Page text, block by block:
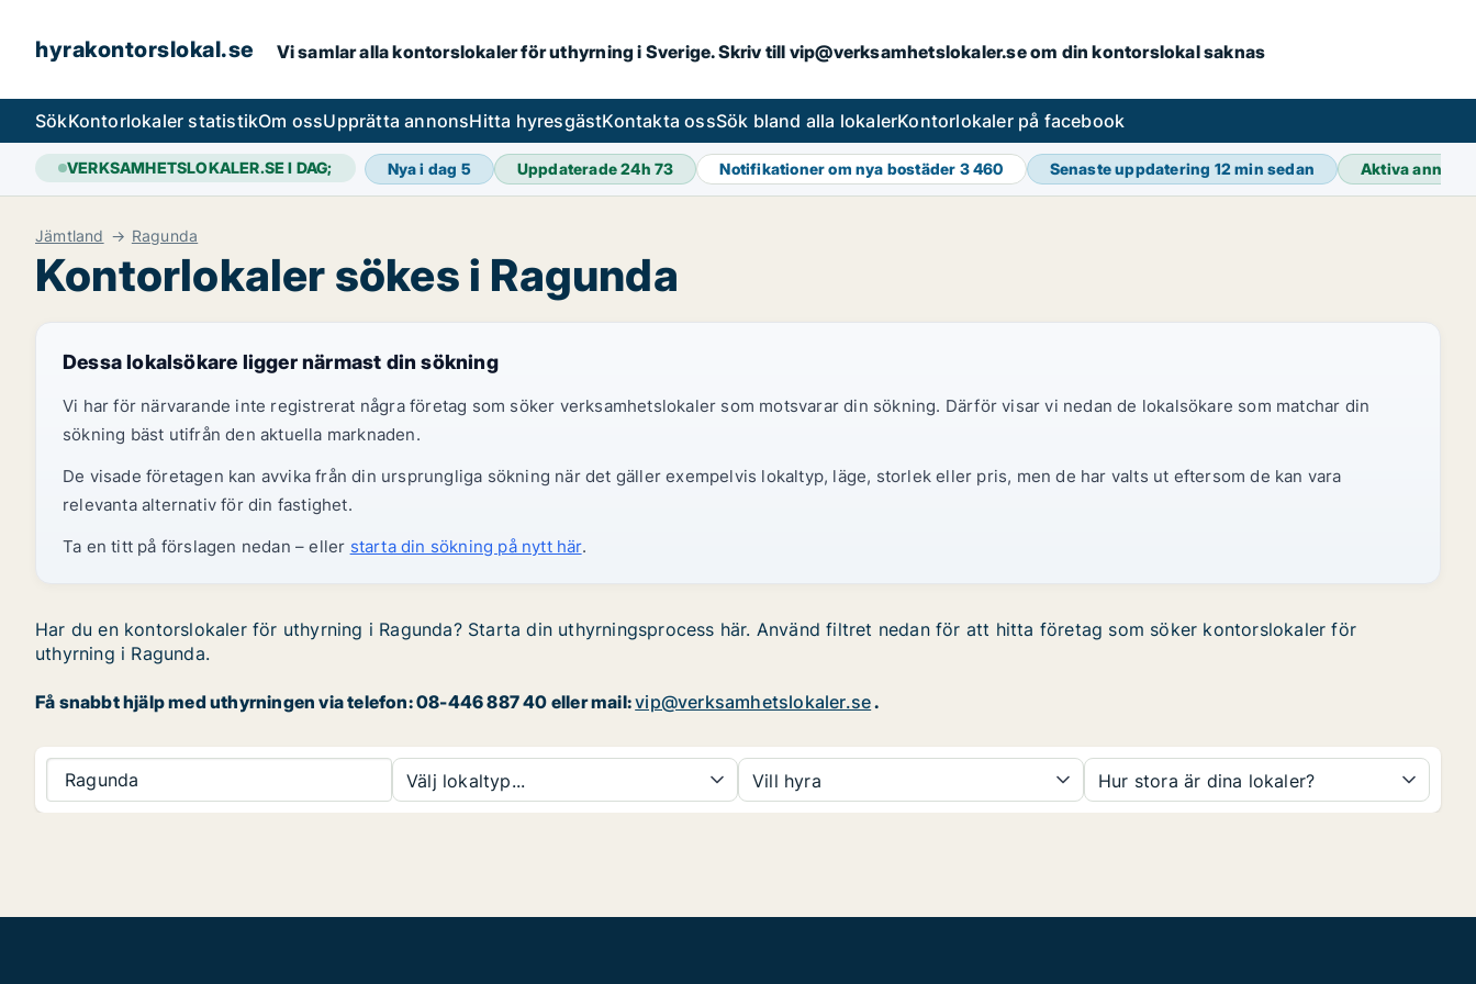
hyrakontorslokal.se Vi samlar alla kontorslokaler för uthyrning i Sverige. Skriv till vip@verksamhetslokaler.se om din kontorslokal saknas
SökKontorlokaler statistikOm ossUpprätta annonsHitta hyresgästKontakta ossSök bland alla lokalerKontorlokaler på facebook
VERKSAMHETSLOKALER.SE I DAG; Nya i dag 5 Uppdaterade 24h73 Notifikationer om nya bostäder 3 460 Senaste uppdatering 12 min sedan Aktiva
Jämtland Ragunda
Kontorlokaler sökes i Ragunda
Dessa lokalsökare ligger närmast din sökning
Vi har för närvarande inte registrerat några företag som söker verksamhetslokaler som motsvarar din sökning. Därför visar vi nedan de lokalsökare som matchar din
sökning bäst utifrån den aktuella marknaden.
De visade företagen kan avvika från din ursprungliga sökning när det gäller exempelvis lokaltyp, läge, storlek eller pris, men de har valts ut eftersom de kan vara
relevanta alternativ för din fastighet.
Ta en titt på förslagen nedan – eller starta din sökning på nytt här.
Har du en kontorslokaler för uthyrning i Ragunda? Starta din uthyrningsprocess här. Använd filtret nedan för att hitta företag som söker kontorslokaler för
uthyrning i Ragunda.
Få snabbt hjälp med uthyrningen via telefon: 08-446 887 40 eller mail:vip@verksamhetslokaler.se.
Ragunda Välj lokaltyp... Vill hyra Hur stora är dina lokaler?